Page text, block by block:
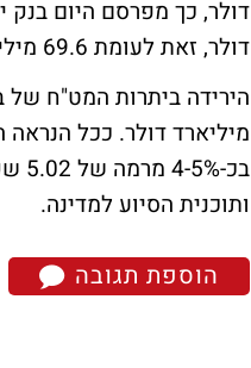
דולר, זאת לעומת 69.6 מיליארד דולר בסוף החודש הקודם.
מיליארד דולר. ככל
ותוכנית הסיוע למדינה.
הוספת תגובה